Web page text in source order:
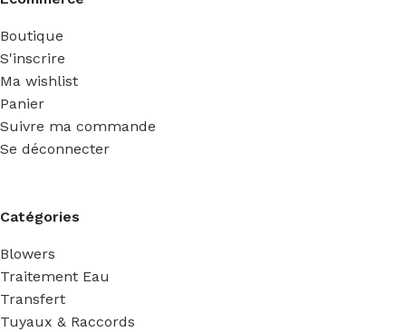
Boutique
S'inscrire
Ma wishlist
Panier
Suivre ma commande
Se déconnecter
Catégories
Blowers
Traitement Eau
Transfert
Tuyaux & Raccords